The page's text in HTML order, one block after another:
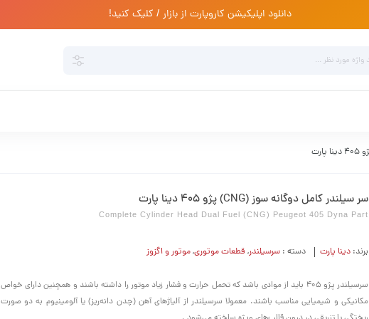
دانلود اپلیکیشن کاروپارت از بازار / کلیک کنید!
سر سیلندر کامل دوگانه سوز (CNG) پژو 405 دینا پارت
Complete Cylinder Head Dual Fuel (CNG) Peugeot 405 Dyna Part
برند: دینا پارت دسته : سرسیلندر, قطعات موتوری,موتور و اگزوز
سرسیلندر پژو 405 باید از موادی باشد که تحمل حرارت و فشار زیاد موتور را داشته باشند و همچنین دارای خواص
مکانیکی و شیمیایی مناسب باشند. معمولا سرسیلندر از آلیاژهای آهن (چدن دانه‌ریز) یا آلومینیوم به دو صورت